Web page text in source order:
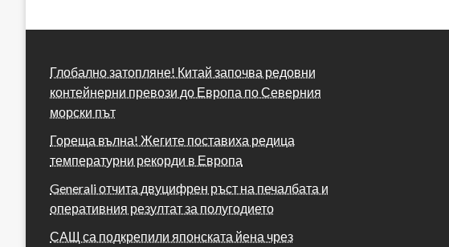
Глобално затопляне! Китай започва редовни
контейнерни превози до Европа по Северния
морски път
Гореща вълна! Жегите поставиха редица
температурни рекорди в Европа
Generali отчита двуцифрен ръст на печалбата и
оперативния резултат за полугодието
САЩ са подкрепили японската йена чрез